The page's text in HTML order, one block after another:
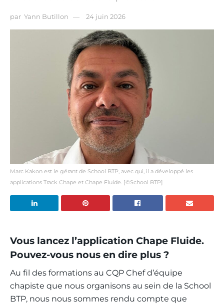
par Yann Butillon 24 juin 2026
Marc Kakon est le gérant de School BTP, avec qui, il a développé les
applications Track Chape et Chape Fluide. [©School BTP]
Vous lancez l’application Chape Fluide.
Pouvez-vous nous en dire plus ?
Au fil des formations au CQP Chef d’équipe
chapiste que nous organisons au sein de la School
BTP, nous nous sommes rendu compte que